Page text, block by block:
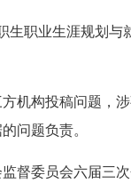
业生涯规划与
构投稿问题，涉
问题负责。
委员会六届三次